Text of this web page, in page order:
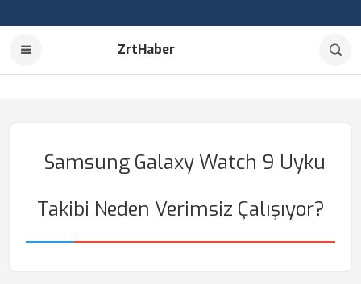
ZrtHaber
Samsung Galaxy Watch 9 Uyku
Takibi Neden Verimsiz Çalışıyor?